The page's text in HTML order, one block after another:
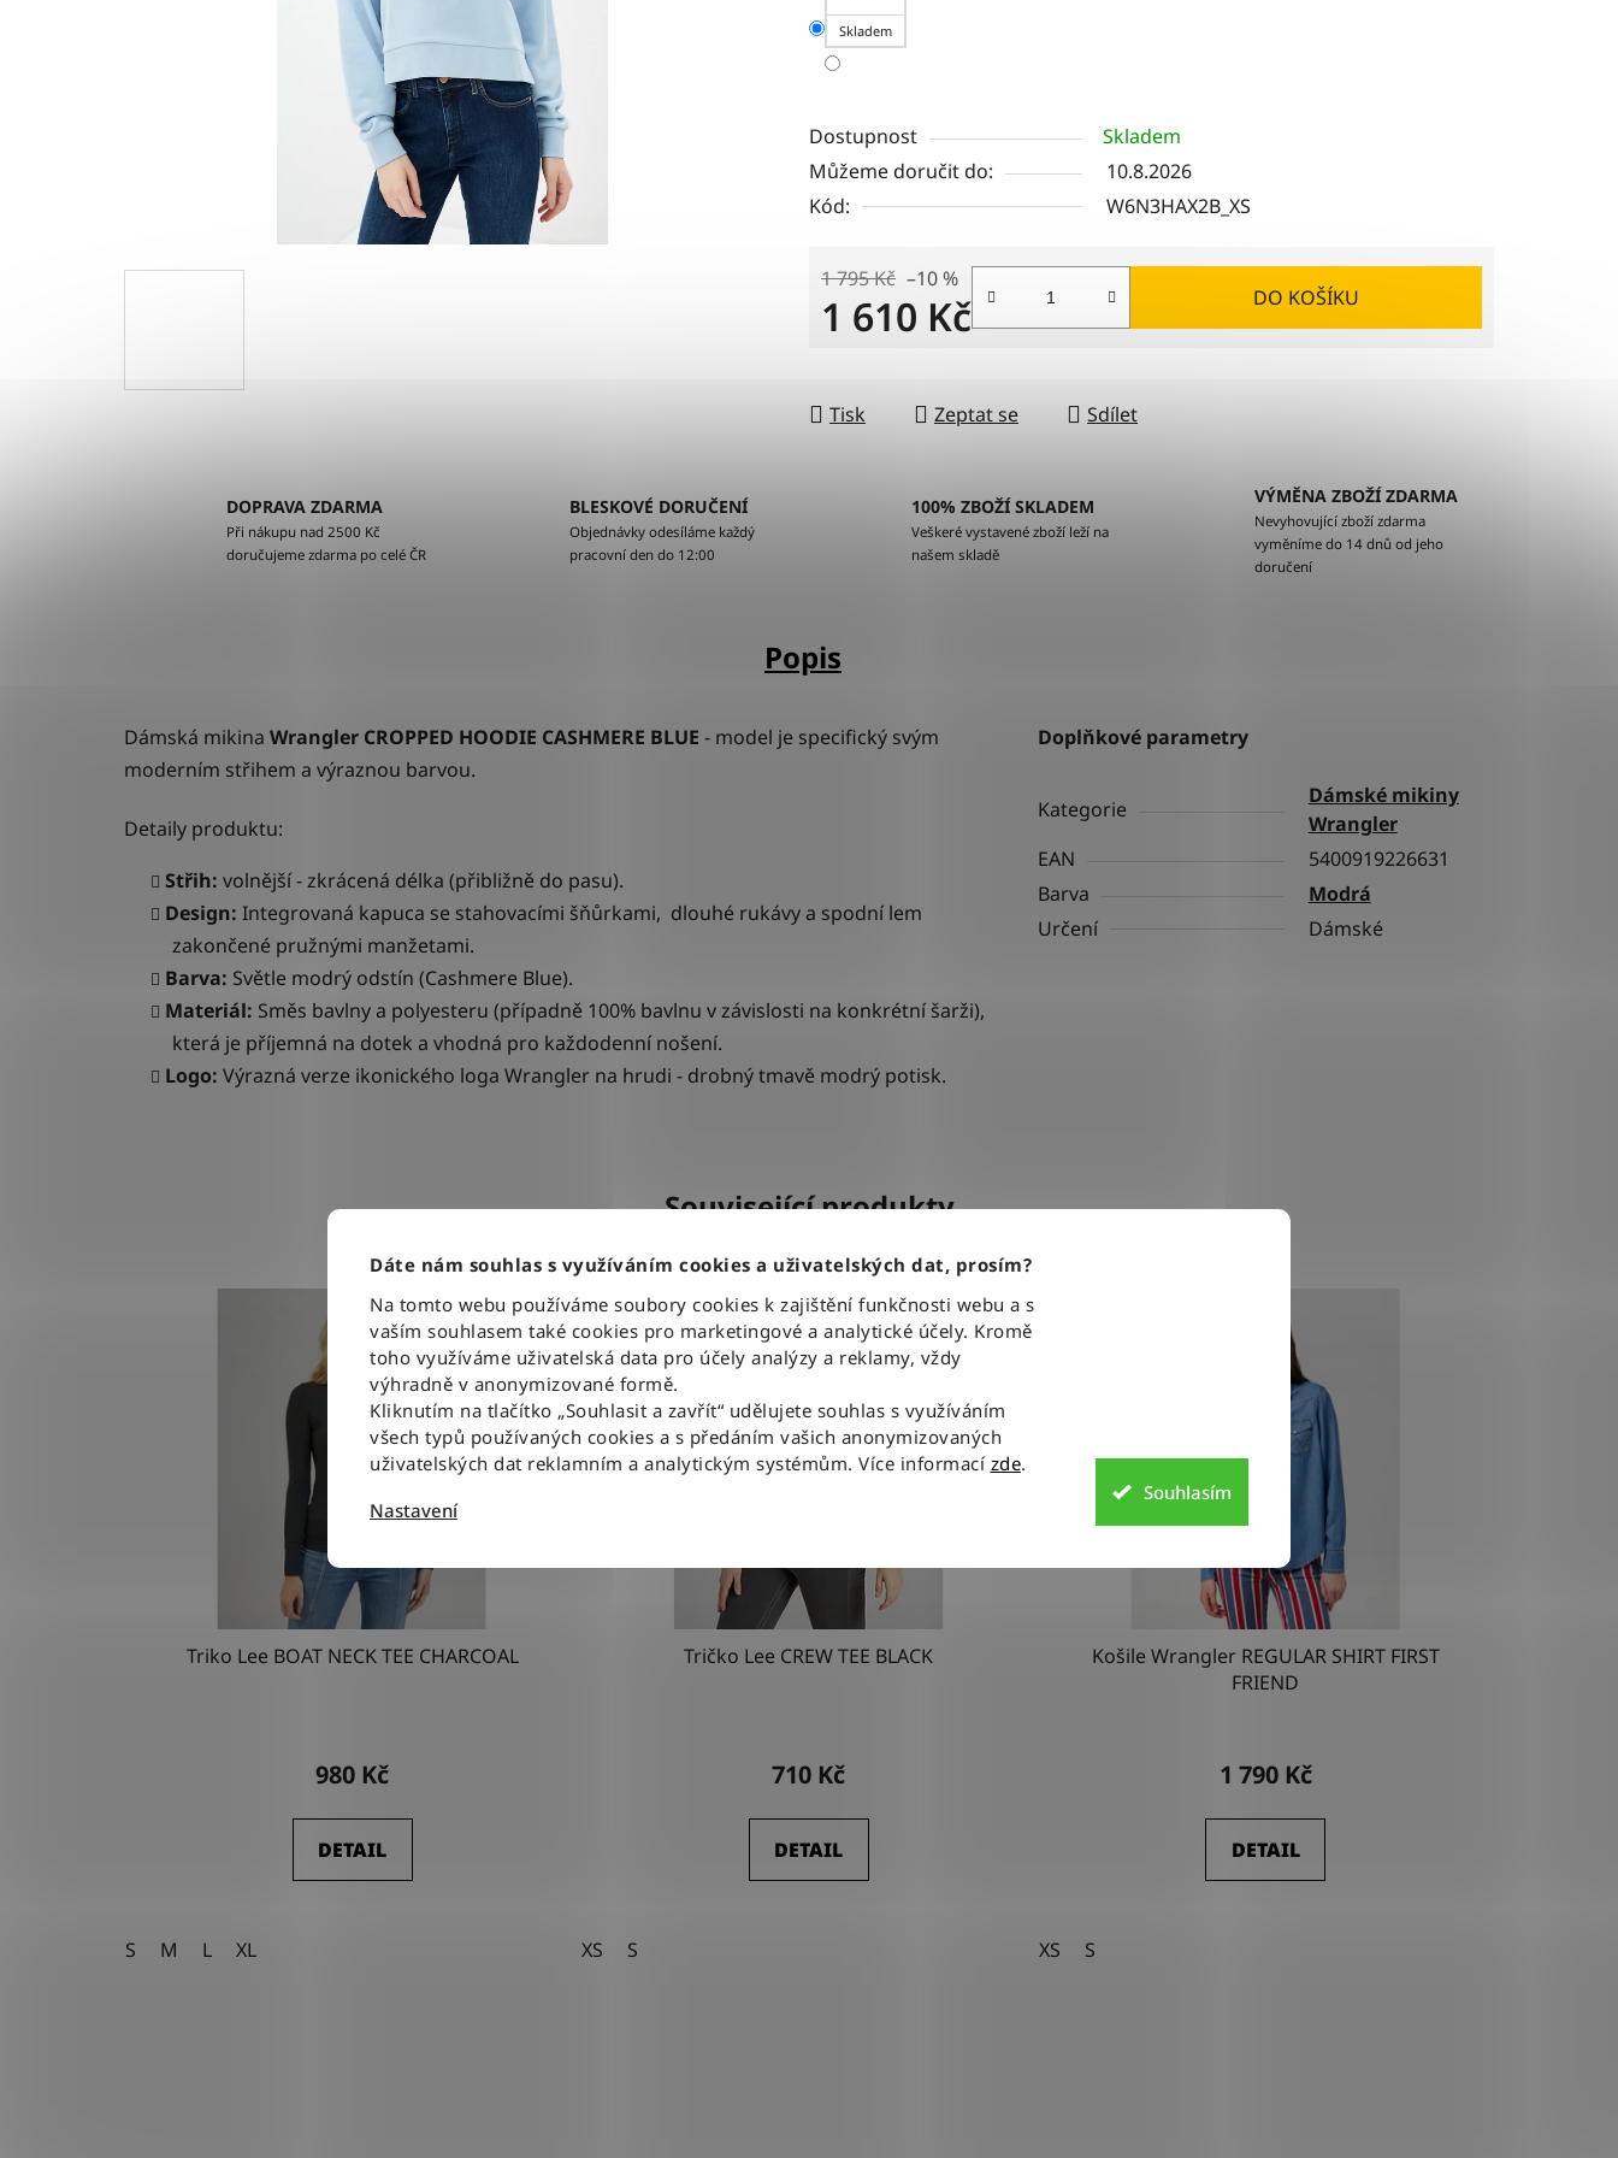
Dáte nám souhlas s využíváním cookies a uživatelských dat, prosím?
Na tomto webu používáme soubory cookies k zajištění funkčnosti webu a s
vaším souhlasem také cookies pro marketingové a analytické účely. Kromě
toho využíváme uživatelská data pro účely analýzy a reklamy, vždy
výhradně v anonymizované formě.
Kliknutím na tlačítko „Souhlasit a zavřít“ udělujete souhlas s využíváním
všech typů používaných cookies a s předáním vašich anonymizovaných
uživatelských dat reklamním a analytickým systémům. Více informací zde.
Nastavení
Souhlasím
Skladem
Dostupnost
Skladem
Můžeme doručit do:
10.8.2026
Kód:
W6N3HAX2B_XS
1 795 Kč –10 %
1 610 Kč DO KOŠÍKU
Tisk Zeptat se Sdílet
DOPRAVA ZDARMA
Při nákupu nad 2500 Kč
doručujeme zdarma po celé ČR
BLESKOVÉ DORUČENÍ
Objednávky odesíláme každý
pracovní den do 12:00
100% ZBOŽÍ SKLADEM
Veškeré vystavené zboží leží na
našem skladě
VÝMĚNA ZBOŽÍ ZDARMA
Nevyhovující zboží zdarma
vyměníme do 14 dnů od jeho
doručení
Popis
Dámská mikina Wrangler CROPPED HOODIE CASHMERE BLUE - model je specifický svým
moderním střihem a výraznou barvou.
Detaily produktu:
Střih: volnější - zkrácená délka (přibližně do pasu).
Design: Integrovaná kapuca se stahovacími šňůrkami, dlouhé rukávy a spodní lem
zakončené pružnými manžetami.
Barva: Světle modrý odstín (Cashmere Blue).
Materiál: Směs bavlny a polyesteru (případně 100% bavlnu v závislosti na konkrétní šarži),
která je příjemná na dotek a vhodná pro každodenní nošení.
Logo: Výrazná verze ikonického loga Wrangler na hrudi - drobný tmavě modrý potisk.
Doplňkové parametry
Kategorie
Dámské mikiny
Wrangler
EAN
5400919226631
Barva
Modrá
Určení
Dámské
Související produkty
Triko Lee BOAT NECK TEE CHARCOAL
980 Kč
DETAIL
S M L XL
Tričko Lee CREW TEE BLACK
710 Kč
DETAIL
XS S
Košile Wrangler REGULAR SHIRT FIRST
FRIEND
1 790 Kč
DETAIL
XS S